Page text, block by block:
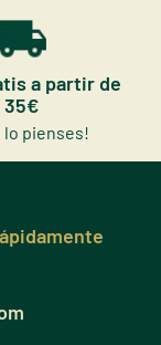
a partir de
35€
lo pienses!